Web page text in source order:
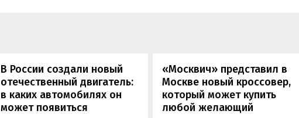
В России создали новый
отечественный двигатель:
в каких автомобилях он
может появиться
«Москвич» представил в
Москве новый кроссовер,
который может купить
любой желающий